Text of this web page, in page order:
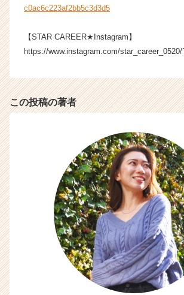
ア
h
e
r
r
e
r）
c0ac6c223af2bb5c3d3d5
【STAR CAREER★Instagram】
https://www.instagram.com/
この投稿の著者